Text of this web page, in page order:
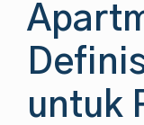
untuk